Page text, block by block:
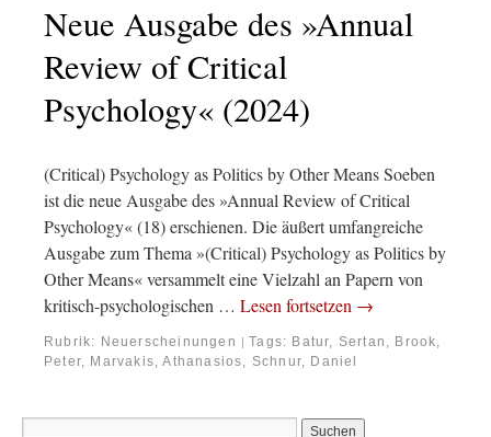
Neue Ausgabe des »Annual
Review of Critical
Psychology« (2024)
(Critical) Psychology as Politics by Other Means Soeben
ist die neue Ausgabe des »Annual Review of Critical
Psychology« (18) erschienen. Die äußert umfangreiche
Ausgabe zum Thema »(Critical) Psychology as Politics by
Other Means« versammelt eine Vielzahl an Papern von
kritisch-psychologischen … Lesen fortsetzen →
Rubrik: Neuerscheinungen | Tags: Batur, Sertan , Brook,
Peter, Marvakis, Athanasios, Schnur, Daniel